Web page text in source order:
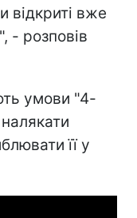
відкриті вже
- розповів
умови "4-
її у